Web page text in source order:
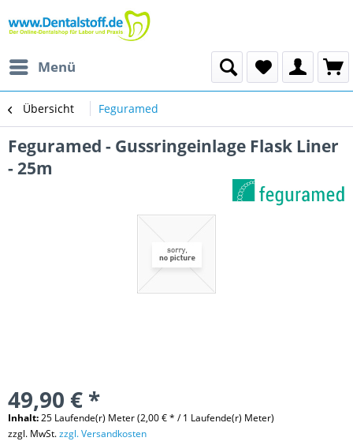
Menü
Übersicht Feguramed
Feguramed - Gussringeinlage Flask Liner
- 25m
49,90 € *
Inhalt:25 Laufende(r) Meter (2,00 € * / 1 Laufende(r) Meter)
zzgl. MwSt.zzgl. Versandkosten